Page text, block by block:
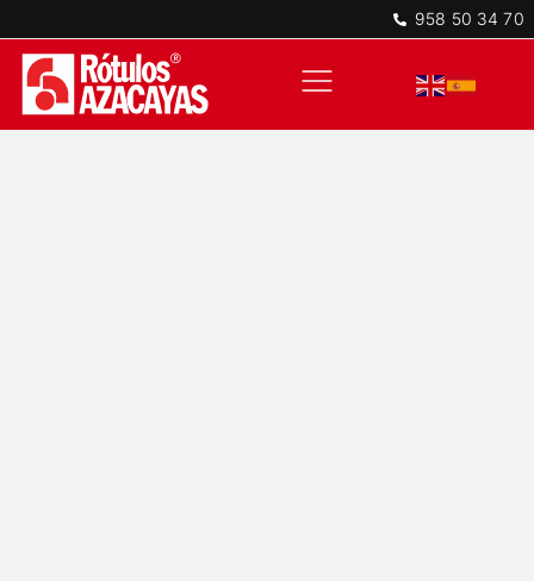
958 50 34 70